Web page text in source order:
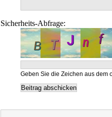
Sicherheits-Abfrage:
Geben Sie die Zeichen aus dem